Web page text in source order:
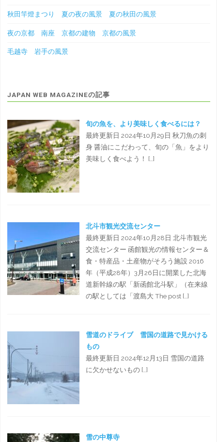
秋田竿燈まつり 夏の夜の風景 夏の秋田の風景
夜の京都 南座 京都の建物 京都の風景
毛越寺 岩手の風景
JAPAN WEB MAGAZINEの記事
旬の魚を、より美味しく食べるには？
最終更新日 2024年10月29日 秋刀魚の刺
身 醤油にこだわって、旬の「魚」をより
美味しく食べよう！ […]
北斗市観光交流センター
最終更新日 2024年10月28日 北斗市観光
交流センター 函館観光の情報センター＆
食・特産品・土産物がそろう施設 2016
年（平成28年）3月26日に開業した北海
道新幹線の駅「新函館北斗駅」（在来線
の駅としては「渡島大 The post […]
雪道のドライブ 雪国の道路で見かける
もの
最終更新日 2024年12月13日 雪国の道路
に欠かせないもの […]
雪の中尊寺